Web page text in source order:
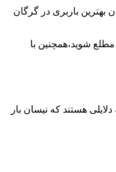
بهترین باربری در گرگان
شوید،همچنین با
هستند که نیسان بار